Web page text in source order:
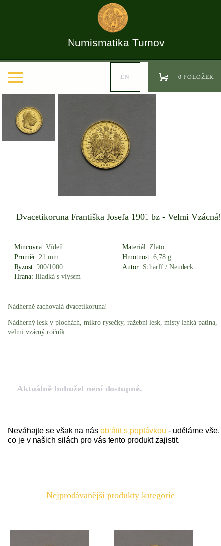
Numismatika Turnov
EN 0 POLOŽEK
Dvacetikoruna Františka Josefa 1901 bz - Velmi Vzácná!
Mincovna: Vídeň Materiál: Zlato
Průměr: 21 mm Hmotnost: 6,78 g
Ryzost: 900/1000 Autor: Scharff / Neudeck
Hrana: Hladká s vlysem
Nádherně zachovalá dvacetikoruna!
Nádherný lesk v plochách, mikro rysečky, ražební lesk, místy lehká patina,
velmi vzácný ročník.
Aktuálně bohužel není dostupné.
Neváhajte se však na nás obrátit s poptávkou - uděláme vše,
co je v našich silách pro vás tento produkt zajistit.
Nejprodávanější produkty kategorie